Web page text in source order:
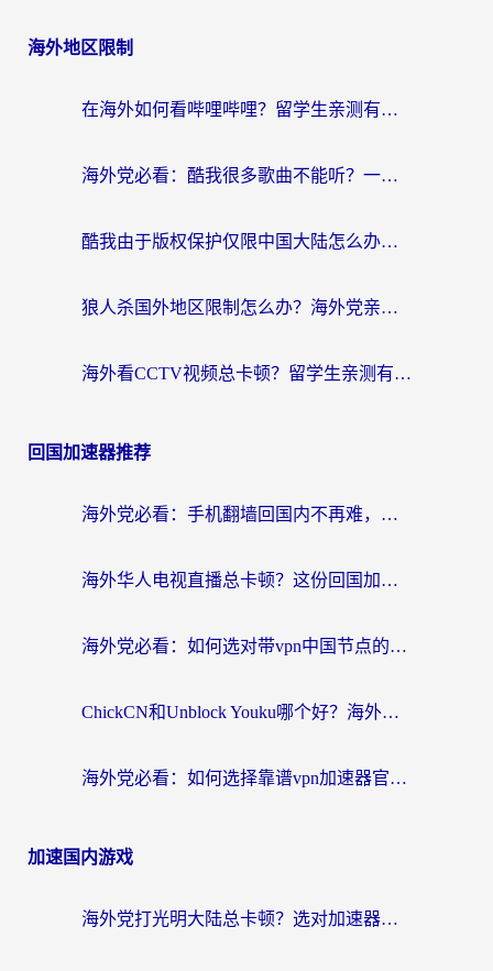
海外地区限制
在海外如何看哔哩哔哩？留学生亲测有效的回国加速指南
海外党必看：酷我很多歌曲不能听？一招解决优酷版权限制+B站地域问题！
酷我由于版权保护仅限中国大陆怎么办？海外党亲测有效的解锁指南
狼人杀国外地区限制怎么办？海外党亲测有效的全场景回国加速指南
海外看CCTV视频总卡顿？留学生亲测有效的回国加速器选择指南
回国加速器推荐
海外党必看：手机翻墙回国内不再难，一篇搞定无缝访问国内资源指南
海外华人电视直播总卡顿？这份回国加速器选择指南帮你无缝看国内资源
海外党必看：如何选对带vpn中国节点的加速器？无缝访问国内资源全攻略
ChickCN和Unblock Youku哪个好？海外党亲测4款热门回国加速器，附避坑指南
海外党必看：如何选择靠谱vpn加速器官网？轻松解决国内APP地区限制
加速国内游戏
海外党打光明大陆总卡顿？选对加速器才是关键！（附亲测好用的推荐）